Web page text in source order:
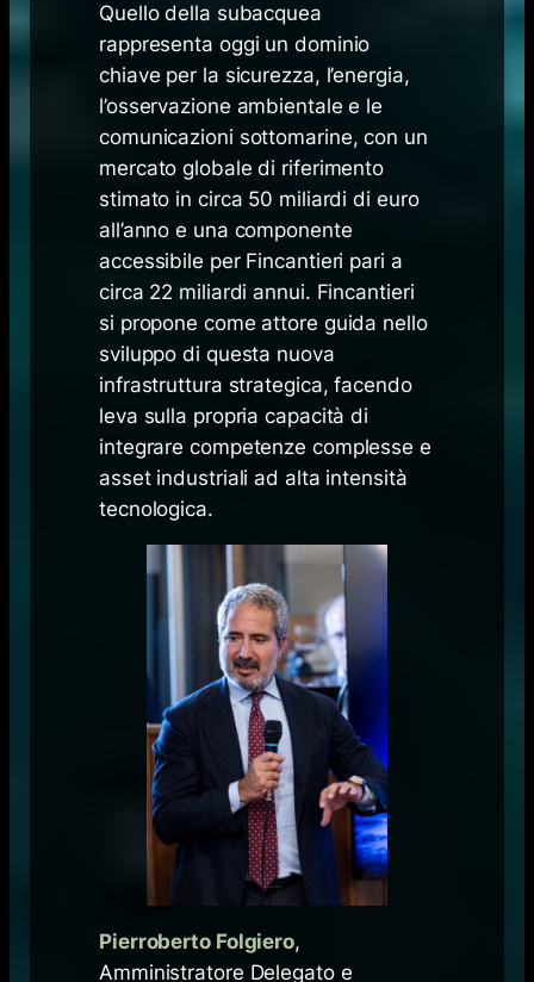
Quello della subacquea
rappresenta oggi un dominio
chiave per la sicurezza, l’energia,
l’osservazione ambientale e le
comunicazioni sottomarine, con un
mercato globale di riferimento
stimato in circa 50 miliardi di euro
all’anno e una componente
accessibile per Fincantieri pari a
circa 22 miliardi annui. Fincantieri
si propone come attore guida nello
sviluppo di questa nuova
infrastruttura strategica, facendo
leva sulla propria capacità di
integrare competenze complesse e
asset industriali ad alta intensità
tecnologica.
Pierroberto Folgiero,
Amministratore Delegato e